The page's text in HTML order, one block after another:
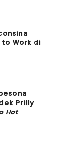
to Work di
Prilly
Hot